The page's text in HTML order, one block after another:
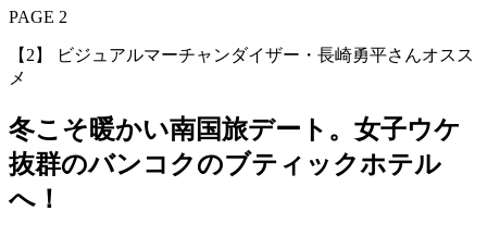
PAGE 2
【2】 ビジュアルマーチャンダイザー・長崎勇平さんオスス
メ
冬こそ暖かい南国旅デート。女子ウケ
抜群のバンコクのブティックホテル
へ！